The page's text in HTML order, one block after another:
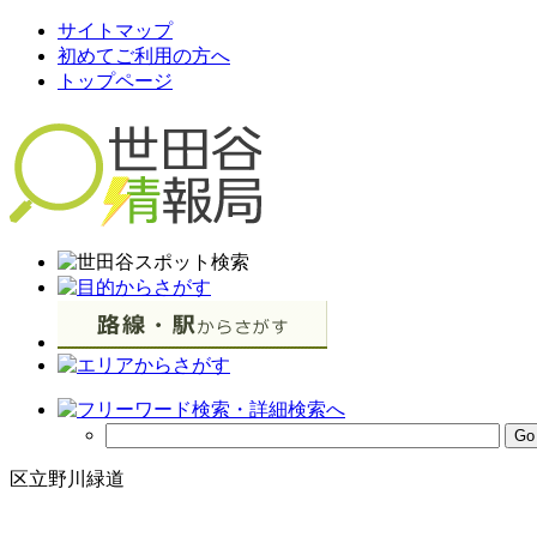
サイトマップ
初めてご利用の方へ
トップページ
区立野川緑道